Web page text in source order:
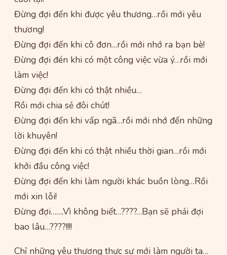
Đừng đợi đến khi được yêu thương…rồi mới yêu
thương!
Đừng đợi đến khi cô đơn…rồi mới nhớ ra bạn bè!
Đừng đợi đén khi có một công việc vừa ý…rồi mới
làm việc!
Đừng đợi đến khi có thật nhiều…
Rồi mới chia sẻ đôi chút!
Đừng đợi đến khi vấp ngã…rồi mới nhớ đến những
lời khuyên!
Đừng đợi đến khi có thật nhiều thời gian…rồi mới
khởi đầu công việc!
Đừng đợi đến khi làm người khác buồn lòng…Rồi
mới xin lỗi!
Đừng đợi…….Vì không biết…????…Bạn sẽ phải đợi
bao lâu…????!!!!
Chỉ những yêu thương thực sự mới làm người ta…